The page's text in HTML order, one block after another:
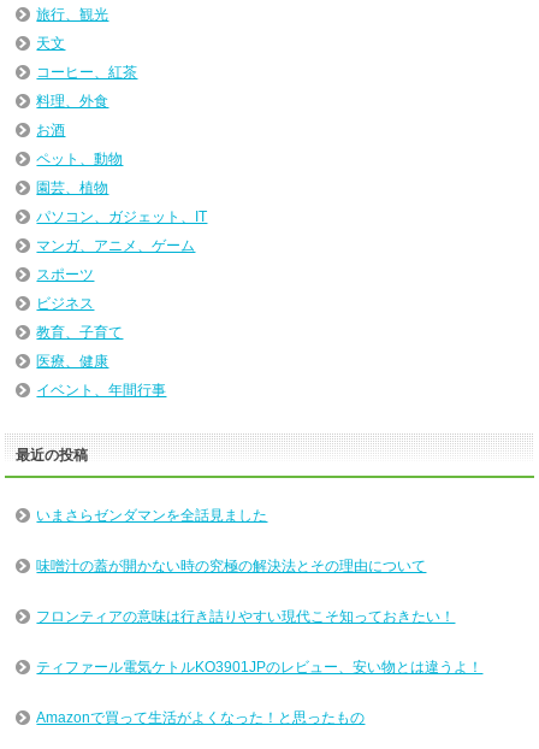
旅行、観光
天文
コーヒー、紅茶
料理、外食
お酒
ペット、動物
園芸、植物
パソコン、ガジェット、IT
マンガ、アニメ、ゲーム
スポーツ
ビジネス
教育、子育て
医療、健康
イベント、年間行事
最近の投稿
いまさらゼンダマンを全話見ました
味噌汁の蓋が開かない時の究極の解決法とその理由について
フロンティアの意味は行き詰りやすい現代こそ知っておきたい！
ティファール電気ケトルKO3901JPのレビュー、安い物とは違うよ！
Amazonで買って生活がよくなった！と思ったもの